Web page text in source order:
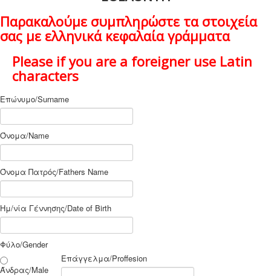
Νέα
Χορηγοί
Επικοινωνία
Παρακαλούμε συμπληρώστε τα στοιχεία
σας με ελληνικά κεφαλαία γράμματα
Please if you are a foreigner use Latin
characters
Επώνυμο/Surname
Όνομα/Name
Όνομα Πατρός/Fathers Name
Ημ/νία Γέννησης/Date of Birth
Φύλο/Gender
Άνδρας/Male
Επάγγελμα/Proffesion